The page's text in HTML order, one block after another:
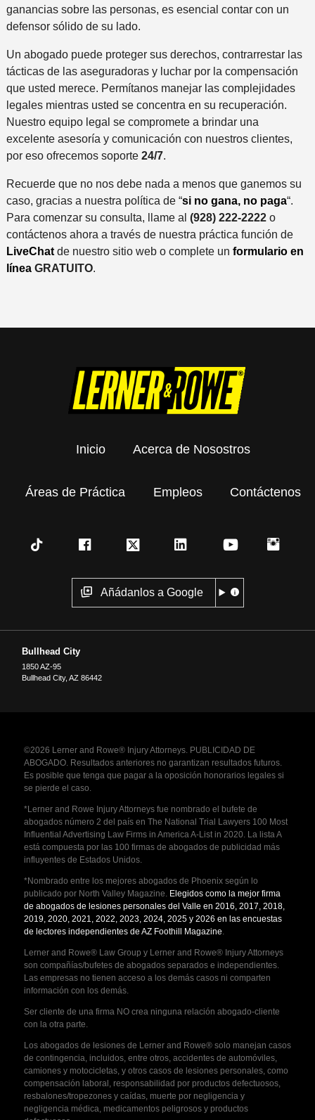
ganancias sobre las personas, es esencial contar con un
defensor sólido de su lado.
Un abogado puede proteger sus derechos, contrarrestar las
tácticas de las aseguradoras y luchar por la compensación
que usted merece. Permítanos manejar las complejidades
legales mientras usted se concentra en su recuperación.
Nuestro equipo legal se compromete a brindar una
excelente asesoría y comunicación con nuestros clientes,
por eso ofrecemos soporte 24/7.
Recuerde que no nos debe nada a menos que ganemos su
caso, gracias a nuestra política de “si no gana, no paga“.
Para comenzar su consulta, llame al (928) 222-2222o
contáctenos ahora a través de nuestra práctica función de
LiveChatde nuestro sitio web o complete un formulario en
líneaGRATUITO.
Inicio Acerca de Nosostros
Áreas de Práctica Empleos Contáctenos
Añádanlos a Google
Bullhead City
1850 AZ-95
Bullhead City,AZ 86442
©2026 Lerner and Rowe® Injury Attorneys. PUBLICIDAD DE
ABOGADO. Resultados anteriores no garantizan resultados futuros.
Es posible que tenga que pagar a la oposición honorarios legales si
se pierde el caso.
*Lerner and Rowe Injury Attorneys fue nombrado el bufete de
abogados número 2 del país en The National Trial Lawyers 100 Most
Influential Advertising Law Firms in America A-List in 2020. La lista A
está compuesta por las 100 firmas de abogados de publicidad más
influyentes de Estados Unidos.
*Nombrado entre los mejores abogados de Phoenix según lo
publicado por North Valley Magazine. Elegidos como la mejor firma
de abogados de lesiones personales del Valle en 2016, 2017, 2018,
2019, 2020, 2021, 2022, 2023, 2024, 2025 y 2026 en las encuestas
de lectores independientes de AZ Foothill Magazine.
Lerner and Rowe® Law Group y Lerner and Rowe® Injury Attorneys
son compañías/bufetes de abogados separados e independientes.
Las empresas no tienen acceso a los demás casos ni comparten
información con los demás.
Ser cliente de una firma NO crea ninguna relación abogado-cliente
con la otra parte.
Los abogados de lesiones de Lerner and Rowe® solo manejan casos
de contingencia, incluidos, entre otros, accidentes de automóviles,
camiones y motocicletas, y otros casos de lesiones personales, como
compensación laboral, responsabilidad por productos defectuosos,
resbalones/tropezones y caídas, muerte por negligencia y
negligencia médica, medicamentos peligrosos y productos